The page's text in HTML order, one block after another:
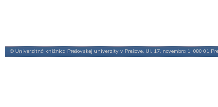
© Univerzitná knižnica Prešovskej univerzity v Prešove, Ul. 17. novembra 1, 080 01